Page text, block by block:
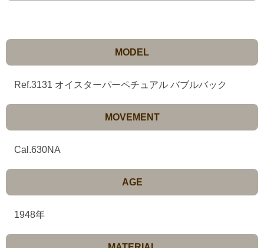
MODEL
Ref.3131 オイスターパーペチュアル バブルバック
MOVEMENT
Cal.630NA
AGE
1948年